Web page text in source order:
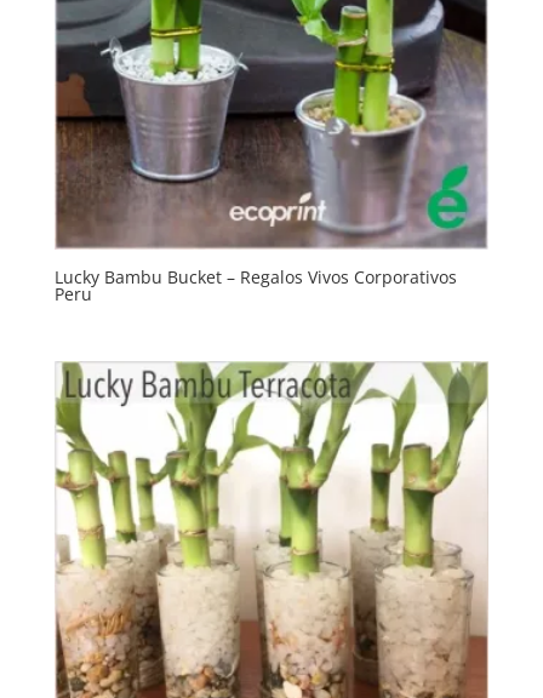
Lucky Bambu Bucket – Regalos Vivos Corporativos
Peru